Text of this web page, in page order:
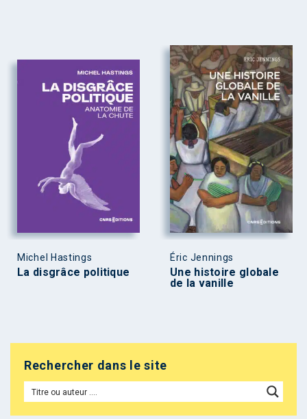
Michel Hastings
La disgrâce politique
Éric Jennings
Une histoire globale
de la vanille
Rechercher dans le site